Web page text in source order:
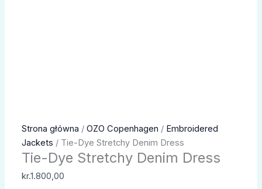
Strona główna /OZO Copenhagen / Embroidered
Jackets / Tie-Dye Stretchy Denim Dress
Tie-Dye Stretchy Denim Dress
kr.1.800,00